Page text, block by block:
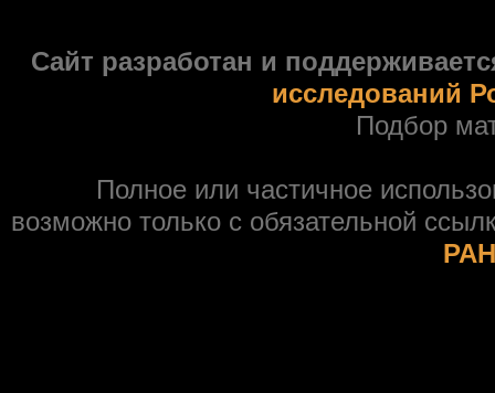
Сайт разработан и
исследований
Подбор
Полное или частичное
возможно только с обязательной